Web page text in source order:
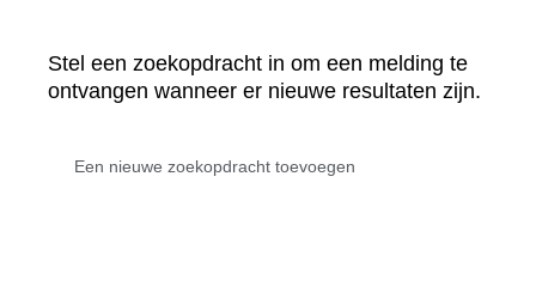
Stel een zoekopdracht in om een melding te
ontvangen wanneer er nieuwe resultaten zijn.